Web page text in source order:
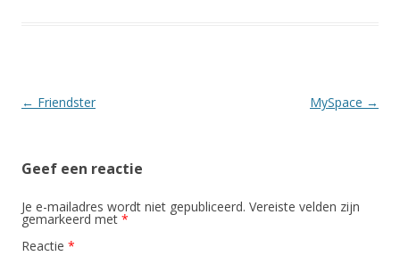
Berichtnavigatie
← Friendster MySpace →
Geef een reactie
Je e-mailadres wordt niet gepubliceerd. Vereiste velden zijn
gemarkeerd met *
Reactie *